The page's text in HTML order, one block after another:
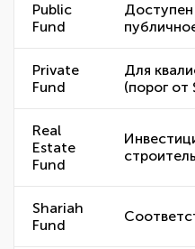
Public
Fund
Private
Fund
Для
(порог от
Real
Estate
Fund
Shariah
Fund